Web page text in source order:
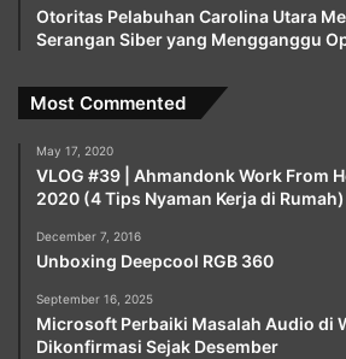
Otoritas Pelabuhan Carolina Utara
Serangan Siber yang Mengganggu
Most Commented
May 17, 2020
VLOG #39 | Ahmandonk Work From
2020 (4 Tips Nyaman Kerja di Rumah)
December 7, 2016
Unboxing Deepcool RGB 360
September 16, 2025
Microsoft Perbaiki Masalah Audio di
Dikonfirmasi Sejak Desember